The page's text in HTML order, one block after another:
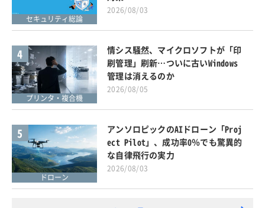
セキュリティ総論
2026/08/03
4
プリンタ・複合機
情シス騒然、マイクロソフトが「印
刷管理」刷新…ついに古いWindows
管理は消えるのか
2026/08/05
5
ドローン
アンソロピックのAIドローン「Proj
ect Pilot」、成功率0％でも驚異的
な自律飛行の実力
2026/08/03